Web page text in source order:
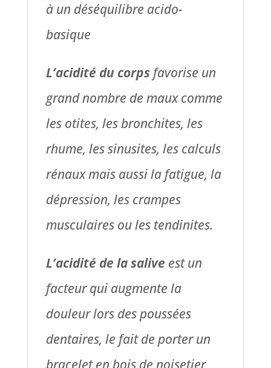
à un déséquilibre acido-
basique
L’acidité du corpsfavorise un
grand nombre de maux comme
les otites, les bronchites, les
rhume, les sinusites, les calculs
rénaux mais aussi la fatigue, la
dépression, les crampes
musculaires ou les tendinites.
L’acidité de la salive est un
facteur qui augmente la
douleur lors des poussées
dentaires, le fait de porter un
bracelet en bois de noisetier